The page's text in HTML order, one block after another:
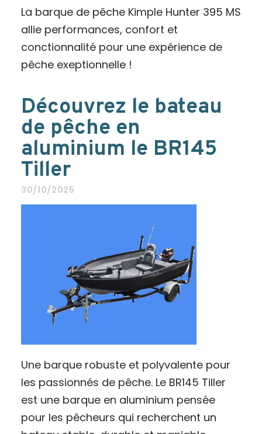
La barque de pêche Kimple Hunter 395 MS
allie performances, confort et
conctionnalité pour une expérience de
pêche exeptionnelle !
Découvrez le bateau
de pêche en
aluminium le BR145
Tiller
30/10/2025
Une barque robuste et polyvalente pour
les passionnés de pêche. Le BR145 Tiller
est une barque en aluminium pensée
pour les pêcheurs qui recherchent un